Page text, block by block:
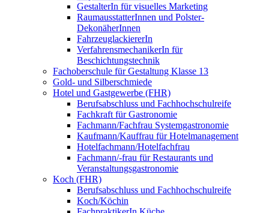
GestalterIn für visuelles Marketing
RaumausstatterInnen und Polster-
DekonäherInnen
FahrzeuglackiererIn
VerfahrensmechanikerIn für
Beschichtungstechnik
Fachoberschule für Gestaltung Klasse 13
Gold- und Silberschmiede
Hotel und Gastgewerbe (FHR)
Berufsabschluss und Fachhochschulreife
Fachkraft für Gastronomie
Fachmann/Fachfrau Systemgastronomie
Kaufmann/Kauffrau für Hotelmanagement
Hotelfachmann/Hotelfachfrau
Fachmann/-frau für Restaurants und
Veranstaltungsgastronomie
Koch (FHR)
Berufsabschluss und Fachhochschulreife
Koch/Köchin